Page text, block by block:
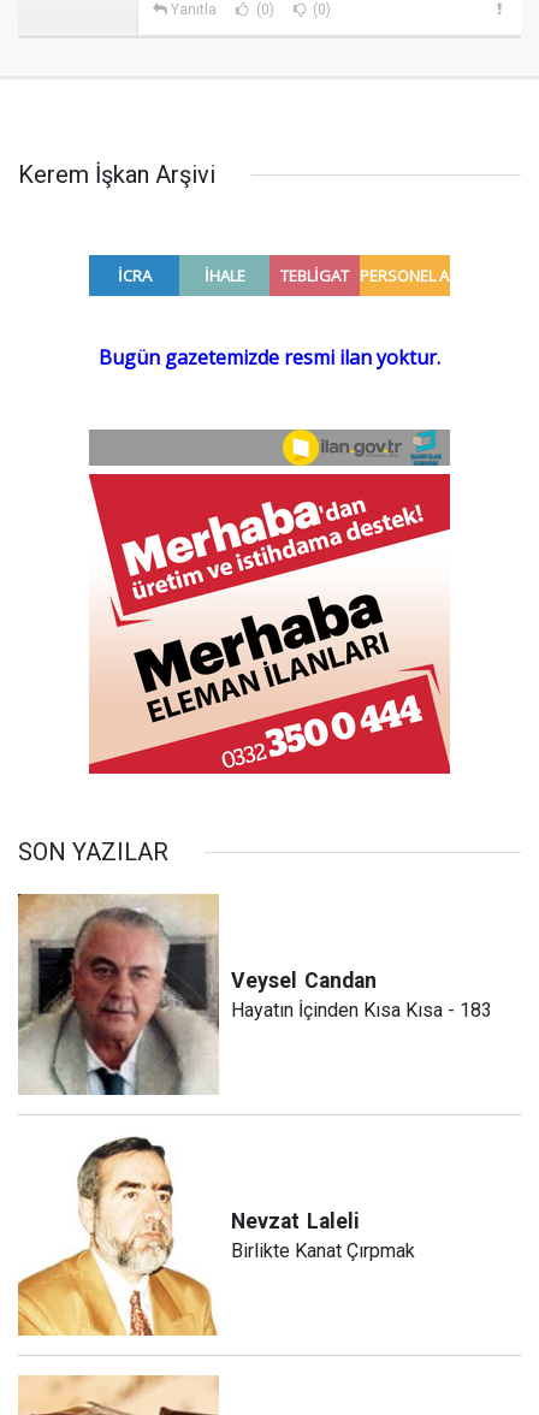
Yanıtla (0) (0)
Kerem İşkan Arşivi
SON YAZILAR
Veysel Candan
Hayatın İçinden Kısa Kısa - 183
Nevzat Laleli
Birlikte Kanat Çırpmak